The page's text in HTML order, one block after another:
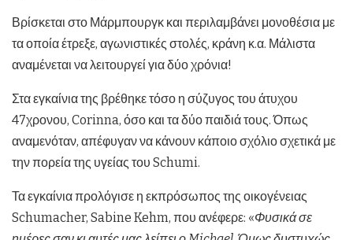
Βρίσκεται στο Μάρμπουργκ και περιλαμβάνει μονοθέσια με
τα οποία έτρεξε, αγωνιστικές στολές, κράνη κ.α. Μάλιστα
αναμένεται να λειτουργεί για δύο χρόνια!
Στα εγκαίνια της βρέθηκε τόσο η σύζυγος του άτυχου
47χρονου, Corinna, όσο και τα δύο παιδιά τους. Όπως
αναμενόταν, απέφυγαν να κάνουν κάποιο σχόλιο σχετικά με
την πορεία της υγείας του Schumi.
Τα εγκαίνια προλόγισε η εκπρόσωπος της οικογένειας
Schumacher, Sabine Kehm, που ανέφερε: «Φυσικά σε